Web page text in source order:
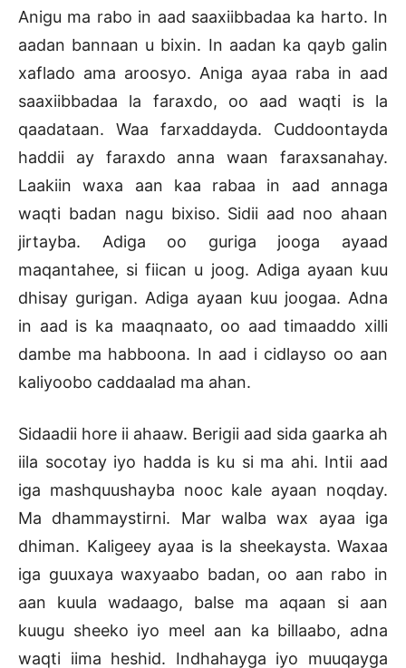
Anigu ma rabo in aad saaxiibbadaa ka harto. In
aadan bannaan u bixin. In aadan ka qayb galin
xaflado ama aroosyo. Aniga ayaa raba in aad
saaxiibbadaa la faraxdo, oo aad waqti is la
qaadataan. Waa farxaddayda. Cuddoontayda
haddii ay faraxdo anna waan faraxsanahay.
Laakiin waxa aan kaa rabaa in aad annaga
waqti badan nagu bixiso. Sidii aad noo ahaan
jirtayba. Adiga oo guriga jooga ayaad
maqantahee, si fiican u joog. Adiga ayaan kuu
dhisay gurigan. Adiga ayaan kuu joogaa. Adna
in aad is ka maaqnaato, oo aad timaaddo xilli
dambe ma habboona. In aad i cidlayso oo aan
kaliyoobo caddaalad ma ahan.
Sidaadii hore ii ahaaw. Berigii aad sida gaarka ah
iila socotay iyo hadda is ku si ma ahi. Intii aad
iga mashquushayba nooc kale ayaan noqday.
Ma dhammaystirni. Mar walba wax ayaa iga
dhiman. Kaligeey ayaa is la sheekaysta. Waxaa
iga guuxaya waxyaabo badan, oo aan rabo in
aan kuula wadaago, balse ma aqaan si aan
kuugu sheeko iyo meel aan ka billaabo, adna
waqti iima heshid. Indhahayga iyo muuqayga